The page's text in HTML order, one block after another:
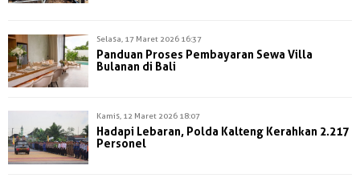
Selasa, 17 Maret 2026 16:37
Panduan Proses Pembayaran Sewa Villa
Bulanan di Bali
Kamis, 12 Maret 2026 18:07
Hadapi Lebaran, Polda Kalteng Kerahkan 2.217
Personel